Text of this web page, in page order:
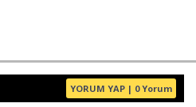
YORUM YAP | 0 Yorum